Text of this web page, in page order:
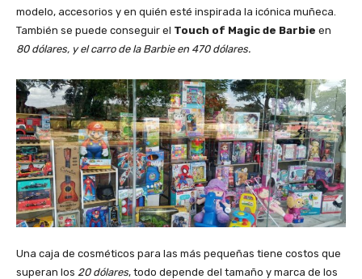
modelo, accesorios y en quién esté inspirada la icónica muñeca.
También se puede conseguir el Touch of Magic de Barbie en
80 dólares, y el carro de la Barbie en 470 dólares.
Una caja de cosméticos para las más pequeñas tiene costos que
superan los 20 dólares, todo depende del tamaño y marca de los